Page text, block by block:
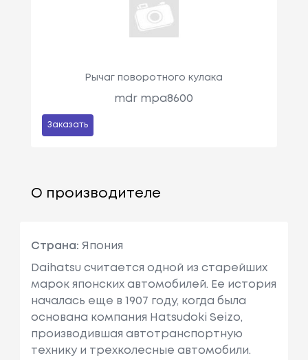
Рычаг поворотного кулака
mdr mpa8600
Заказать
О производителе
Страна: Япония
Daihatsu считается одной из старейших
марок японских автомобилей. Ее история
началась еще в 1907 году, когда была
основана компания Hatsudoki Seizo,
производившая автотранспортную
технику и трехколесные автомобили.